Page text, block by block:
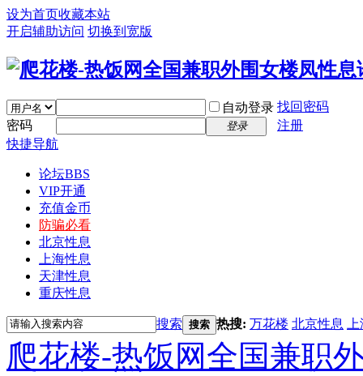
设为首页收藏本站
开启辅助访问 切换到宽版
自动登录 找回密码
密码
登录
注册
快捷导航
论坛BBS
VIP开通
充值金币
防骗必看
北京性息
上海性息
天津性息
重庆性息
搜索 搜索 热搜: 万花楼 北京性息
爬花楼-热饭网全国兼职